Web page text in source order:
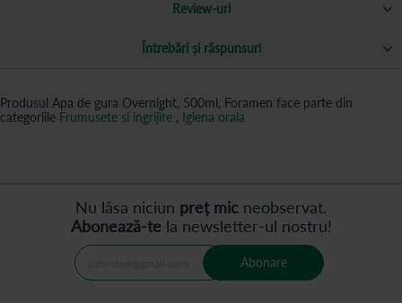
Review-uri
Întrebări și răspunsuri
Produsul Apa de gura Overnight, 500ml, Foramen face parte din
categoriile Frumusete si ingrijire , Igiena orala
Nu lăsa niciun preț mic neobservat.
Abonează-tela newsletter-ul nostru!
Abonare